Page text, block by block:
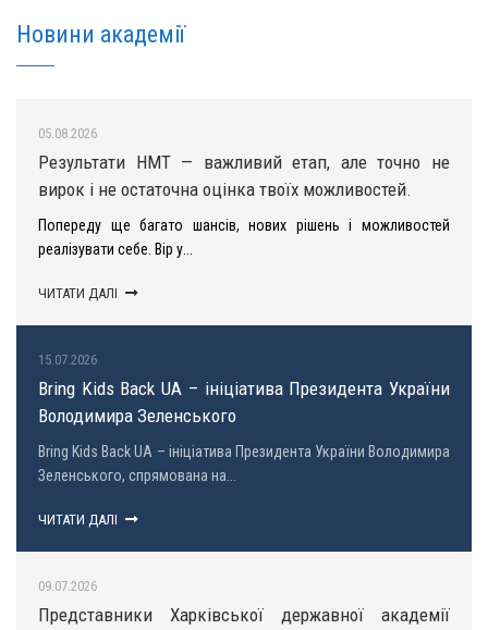
Новини академії
05.08.2026
Результати НМТ — важливий етап, але точно не
вирок і не остаточна оцінка твоїх можливостей.
Попереду ще багато шансів, нових рішень і можливостей
реалізувати себе. Вір у...
ЧИТАТИ ДАЛІ
15.07.2026
Bring Kids Back UA – ініціатива Президента України
Володимира Зеленського
Bring Kids Back UA – ініціатива Президента України Володимира
Зеленського, спрямована на...
ЧИТАТИ ДАЛІ
09.07.2026
Представники Харківської державної академії